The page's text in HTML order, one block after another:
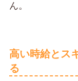
ん。
高い時給とス
る